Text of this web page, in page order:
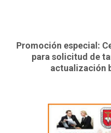
Promoción especial:
para solicitud de
actualización